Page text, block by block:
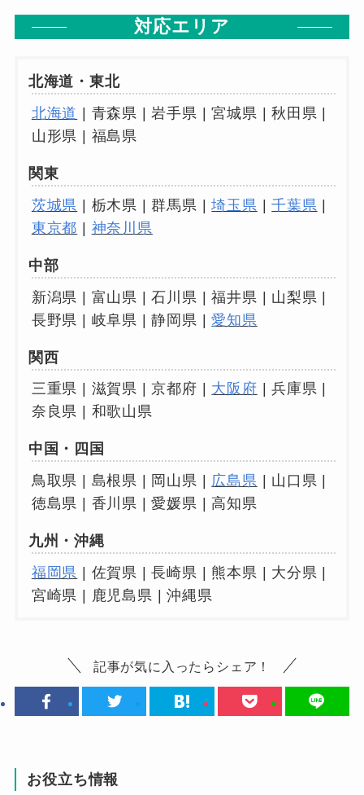
対応エリア
北海道・東北
北海道 | 青森県 | 岩手県 | 宮城県 | 秋田県 |
山形県 | 福島県
関東
茨城県 | 栃木県 | 群馬県 |埼玉県 |千葉県 |
東京都 | 神奈川県
中部
新潟県 | 富山県 | 石川県 | 福井県 | 山梨県 |
長野県 | 岐阜県 | 静岡県 |愛知県
関西
三重県 | 滋賀県 | 京都府 | 大阪府 | 兵庫県 |
奈良県 | 和歌山県
中国・四国
鳥取県 | 島根県 | 岡山県 | 広島県 | 山口県 |
徳島県 | 香川県 | 愛媛県 | 高知県
九州・沖縄
福岡県 | 佐賀県 | 長崎県 | 熊本県 | 大分県 |
宮崎県 | 鹿児島県 | 沖縄県
記事が気に入ったらシェア！
お役立ち情報